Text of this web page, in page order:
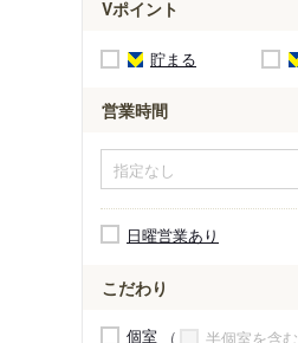
Vポイント
貯まる
営業時間
日曜営業あり
こだわり
個室
半個室を含む